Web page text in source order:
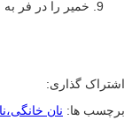
خمیر را در فر به مدت 35-30
اشتراک گذاری:
برچسب ها: نان